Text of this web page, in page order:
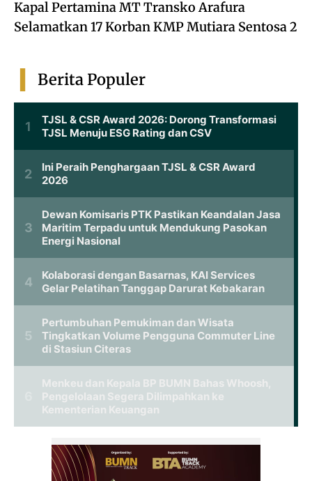
Kapal Pertamina MT Transko Arafura
Selamatkan 17 Korban KMP Mutiara Sentosa 2
Berita Populer